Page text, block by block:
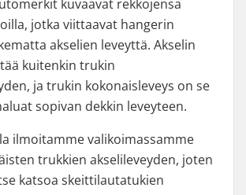
kuvaavat rekkojensa
jotka viittaavat hangerin
akselien leveyttä. Akselin
kuitenkin trukin
ja trukin kokonaisleveys on se
sopivan dekkin leveyteen.
ilmoitamme valikoimassamme
trukkien akselileveyden, joten
katsoa skeittilautatukien